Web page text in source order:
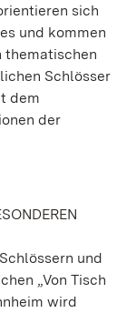
sich
und kommen
thematischen
Schlösser
dem
der
und
„Von Tisch
wird